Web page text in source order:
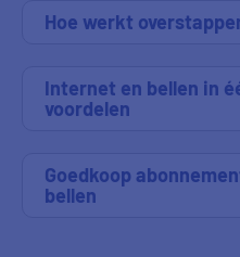
Hoe werkt
Internet en bellen in
voordelen
Goedkoop
bellen